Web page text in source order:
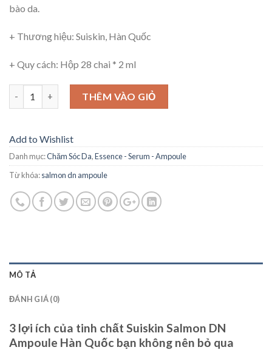
bào da.
+ Thương hiệu: Suiskin, Hàn Quốc
+ Quy cách: Hộp 28 chai * 2 ml
Số lượng THÊM VÀO GIỎ
Add to Wishlist
Danh mục:Chăm Sóc Da,Essence - Serum - Ampoule
Từ khóa:salmon dn ampoule
MÔ TẢ
ĐÁNH GIÁ (0)
3 lợi ích của tinh chất Suiskin Salmon DN
Ampoule Hàn Quốc bạn không nên bỏ qua